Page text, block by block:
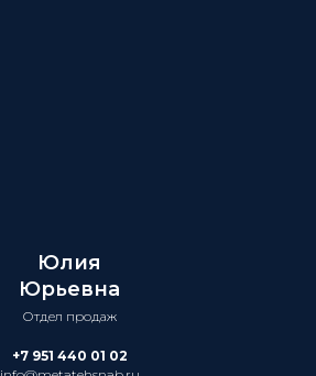
Юлия
Юрьевна
Отдел продаж
+7 951 440 01 02